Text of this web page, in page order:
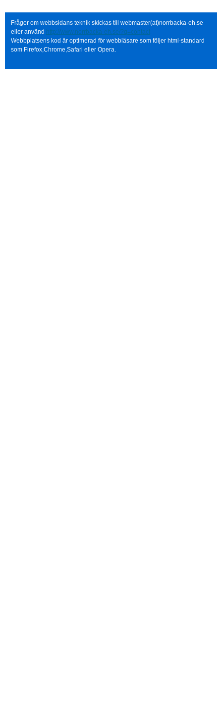
Frågor om webbsidans teknik skickas till webmaster(at)norrbacka-eh.se
eller använd http://www.norrbacka-eh.se/?q=contact
Webbplatsens kod är optimerad för webbläsare som följer html-standard
som Firefox,Chrome,Safari eller Opera.